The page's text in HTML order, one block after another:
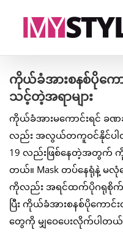
ကိုယ်ခံအားစနစ်ပိုကေ
သင့်တဲ့အရာများ
ကိုယ်ခံအားမကောင်းရင် ခဏခ
လည်း အလွယ်တကူဝင်နိုင်ပါ
19 လည်းဖြစ်နေတဲ့အတွ
တယ်။ Mask တပ်နေရုံနဲ့ မလုံ
ကိုလည်း အရင်ထက်ပိုဂရုစိုက်ရပ
ပြီး ကိုယ်ခံအားစနစ်ပိုကော
တွေကို မျှဝေပေးလိုက်ပါတယ်